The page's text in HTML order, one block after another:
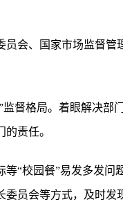
会、国家市场监督管
督格局。着眼解决部
责任。
“校园餐”易发多发问
员会等方式，及时发